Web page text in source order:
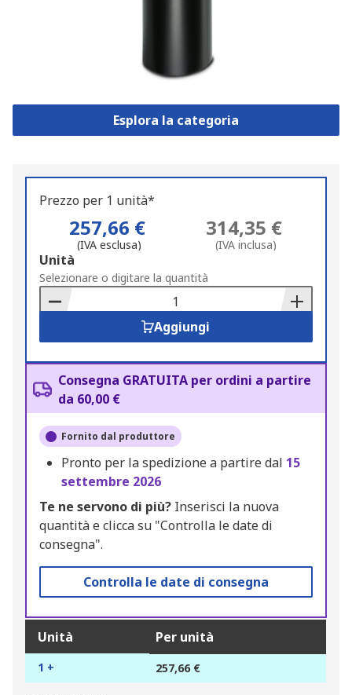
Esplora la categoria
Prezzo per 1 unità*
257,66 €
(IVA esclusa)
314,35 €
(IVA inclusa)
Add
to
Basket
Unità
Selezionare o digitare la quantità
Aggiungi
Consegna GRATUITA per ordini a partire
da 60,00 €
Fornito dal produttore
Pronto per la spedizione a partire dal 15
settembre 2026
Te ne servono di più? Inserisci la nuova
quantità e clicca su "Controlla le date di
consegna".
Controlla le date di consegna
Unità Per unità
1 + 257,66 €